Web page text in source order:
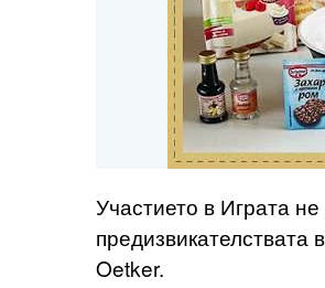
Участието в Играта
предизвикателствата
Oetker.